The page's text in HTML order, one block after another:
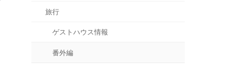
旅行
ゲストハウス情報
番外編